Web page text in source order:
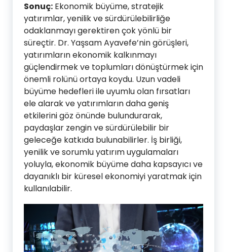
Sonuç: Ekonomik büyüme, stratejik
yatırımlar, yenilik ve sürdürülebilirliğe
odaklanmayı gerektiren çok yönlü bir
süreçtir. Dr. Yaşsam Ayavefe’nin görüşleri,
yatırımların ekonomik kalkınmayı
güçlendirmek ve toplumları dönüştürmek için
önemli rolünü ortaya koydu. Uzun vadeli
büyüme hedefleri ile uyumlu olan fırsatları
ele alarak ve yatırımların daha geniş
etkilerini göz önünde bulundurarak,
paydaşlar zengin ve sürdürülebilir bir
geleceğe katkıda bulunabilirler. İş birliği,
yenilik ve sorumlu yatırım uygulamaları
yoluyla, ekonomik büyüme daha kapsayıcı ve
dayanıklı bir küresel ekonomiyi yaratmak için
kullanılabilir.